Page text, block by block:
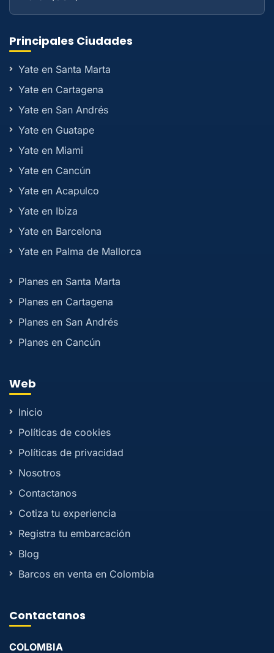
Principales Ciudades
Yate en Santa Marta
Yate en Cartagena
Yate en San Andrés
Yate en Guatape
Yate en Miami
Yate en Cancún
Yate en Acapulco
Yate en Ibiza
Yate en Barcelona
Yate en Palma de Mallorca
Planes en Santa Marta
Planes en Cartagena
Planes en San Andrés
Planes en Cancún
Web
Inicio
Políticas de cookies
Políticas de privacidad
Nosotros
Contactanos
Cotiza tu experiencia
Registra tu embarcación
Blog
Barcos en venta en Colombia
Contactanos
COLOMBIA